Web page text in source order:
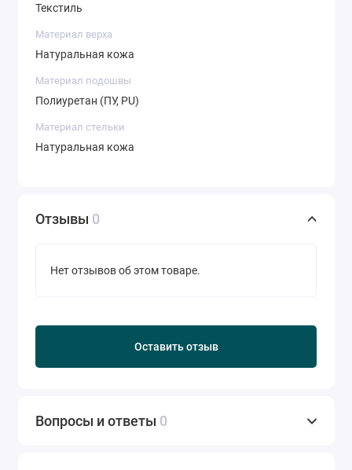
Текстиль
Материал верха
Натуральная кожа
Материал подошвы
Полиуретан (ПУ, PU)
Материал стельки
Натуральная кожа
Отзывы 0
Нет отзывов об этом товаре.
Оставить отзыв
Вопросы и ответы 0